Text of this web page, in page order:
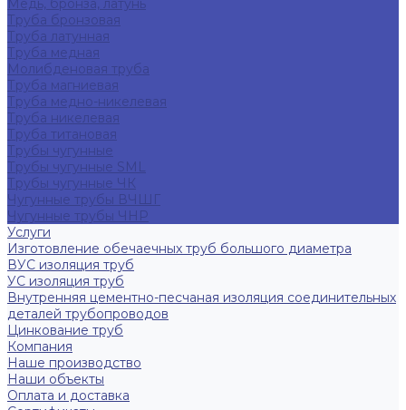
Медь, бронза, латунь
Труба бронзовая
Труба латунная
Труба медная
Молибденовая труба
Труба магниевая
Труба медно-никелевая
Труба никелевая
Труба титановая
Трубы чугунные
Трубы чугунные SML
Трубы чугунные ЧК
Чугунные трубы ВЧШГ
Чугунные трубы ЧНР
Услуги
Изготовление обечаечных труб большого диаметра
ВУС изоляция труб
УС изоляция труб
Внутренняя цементно-песчаная изоляция соединительных
деталей трубопроводов
Цинкование труб
Компания
Наше производство
Наши объекты
Оплата и доставка